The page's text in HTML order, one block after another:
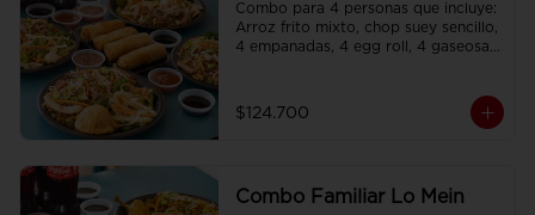
Combo para 4 personas que incluye:
Arroz frito mixto, chop suey sencillo,
4 empanadas, 4 egg roll, 4 gaseosas,
$124.700
Combo Familiar Lo Mein